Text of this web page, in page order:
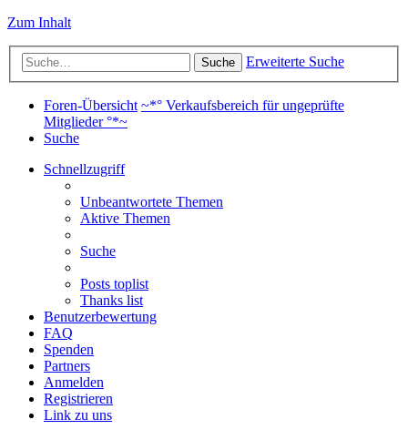
Zum Inhalt
Suche Erweiterte Suche
Foren-Übersicht ~*° Verkaufsbereich für ungeprüfte
Mitglieder °*~
Suche
Schnellzugriff
Unbeantwortete Themen
Aktive Themen
Suche
Posts toplist
Thanks list
Benutzerbewertung
FAQ
Spenden
Partners
Anmelden
Registrieren
Link zu uns